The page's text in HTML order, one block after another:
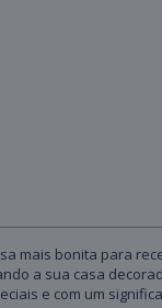
mais bonita para
a sua casa
e com um